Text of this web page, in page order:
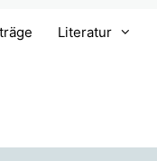
Literatur